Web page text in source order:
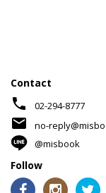
Contact
phone 02-294-8777
mail
no-
@misbook
Follow